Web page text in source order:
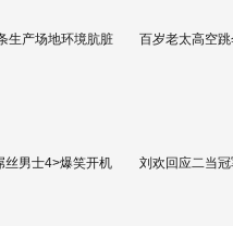
生产场地环境肮脏 百岁老太高空跳
丝男士4>爆笑开机 刘欢回应二当